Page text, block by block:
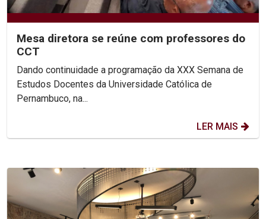
Mesa diretora se reúne com professores do
CCT
Dando continuidade a programação da XXX Semana de
Estudos Docentes da Universidade Católica de
Pernambuco, na...
LER MAIS